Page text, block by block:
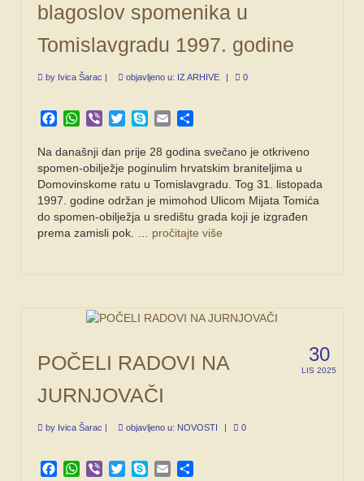
blagoslov spomenika u
Tomislavgradu 1997. godine
by Ivica Šarac objavljeno u: IZ ARHIVE 0
Facebook
WhatsApp
Viber TwitterSkypeEmail
Na današnji dan prije 28 godina svečano je otkriveno
spomen-obilježje poginulim hrvatskim braniteljima u
Domovinskome ratu u Tomislavgradu. Tog 31. listopada
1997. godine održan je mimohod Ulicom Mijata Tomića
do spomen-obilježja u središtu grada koji je izgrađen
prema zamisli pok. … pročitajte više
30
LIS 2025
POČELI RADOVI NA
JURNJOVAČI
by Ivica Šarac | objavljeno u: NOVOSTI | 0
Facebook
WhatsApp
Viber TwitterSkypeEmail